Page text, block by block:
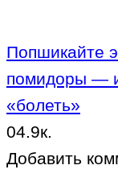
Попшикайте
помидоры —
«болеть»
04.9к.
Добавить